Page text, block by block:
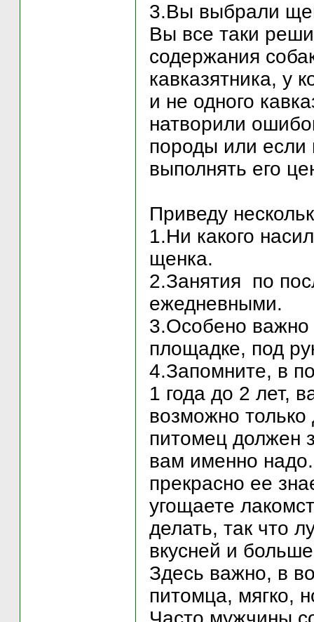
3.Вы выбрали
Вы все таки
содержания
кавказятника, у
и не одного
натворили
породы или если
выполнять его
Приведу
1.Ни какого
щенка.
2.Занятия по
ежедневными.
3.Особено важно
площадке, под
4.Запомните, в
1 года до 2 лет,
возможно
питомец должен
вам именно
прекрасно ее
угощаете
делать, так что
вкусней и
Здесь важно, в
питомца, мягко,